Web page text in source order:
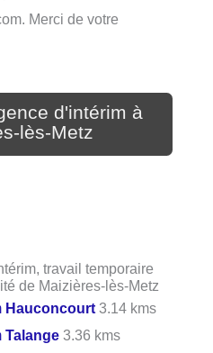
Merci de votre
d'intérim à
lès-Metz
travail temporaire
de Maizières-lès-Metz
Hauconcourt 3.14 kms
Talange 3.36 kms